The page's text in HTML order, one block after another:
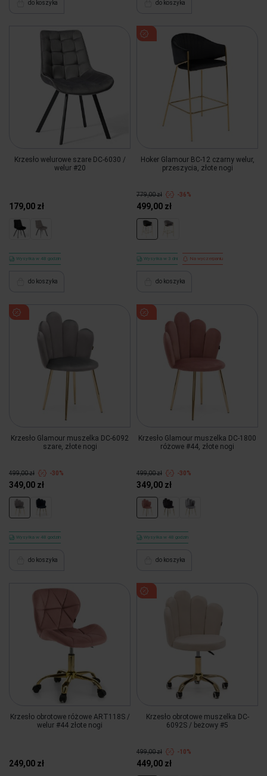
do koszyka do koszyka
Krzesło welurowe szare DC-6030 /
welur #20
179,00 zł
Wysyłka w 48 godzin
do koszyka
Hoker Glamour BC-12 czarny welur,
przeszycia, złote nogi
779,00 zł -36%
499,00 zł
Wysyłka w 3 dni Na wyczerpaniu
do koszyka
Krzesło Glamour muszelka DC-6092
szare, złote nogi
499,00 zł -30%
349,00 zł
Wysyłka w 48 godzin
do koszyka
Krzesło Glamour muszelka DC-1800
różowe #44, złote nogi
499,00 zł -30%
349,00 zł
Wysyłka w 48 godzin
do koszyka
Krzesło obrotowe różowe ART118S /
welur #44 złote nogi
249,00 zł
Krzesło obrotowe muszelka DC-
6092S / beżowy #5
499,00 zł -10%
449,00 zł